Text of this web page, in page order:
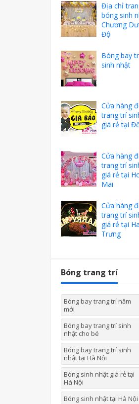
Địa chỉ
bóng sinh
Chương
Độ
Bóng bay
sinh nhật
Cửa hàng
trang trí
giá rẻ tại
Cửa hàng
trang trí
giá rẻ tại
Mai
Cửa hàng
trang trí
giá rẻ tại
Trưng
Bóng trang trí
Bóng bay trang trí năm
mới
Bóng bay trang trí sinh
nhật cho bé
Bóng bay trang trí sinh
nhật tại Hà Nội
Bóng sinh nhật giá rẻ tại
Hà Nội
Bóng sinh nhật tại Hà Nội